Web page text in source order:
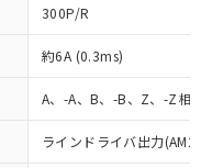
300P/R
約6A (0.3ms)
A、-A、B、-B、Z、-Z相
ラインドライバ出力